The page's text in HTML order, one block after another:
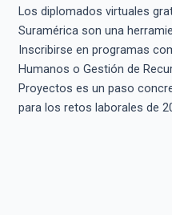
Los diplomados virtuales
Suramérica son una
Inscribirse en programas
Humanos o Gestión de
Proyectos es un paso
para los retos laborales de